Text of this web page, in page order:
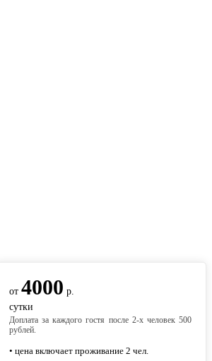
от 4000 р.
сутки
Доплата за каждого гостя после 2-х человек 500
рублей.
• цена включает проживание 2 чел.